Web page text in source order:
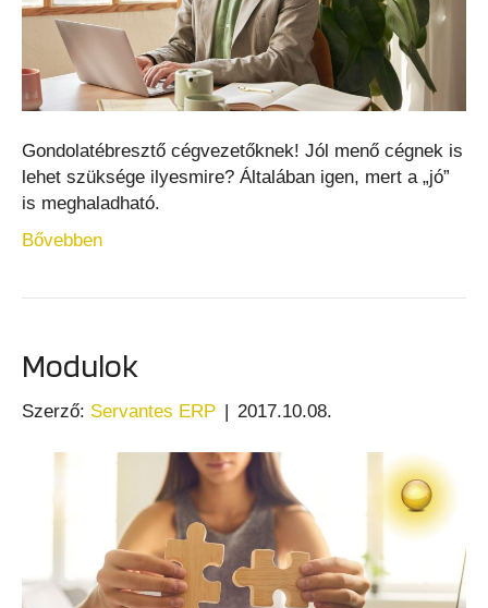
Gondolatébresztő cégvezetőknek! Jól menő cégnek is
lehet szüksége ilyesmire? Általában igen, mert a „jó”
is meghaladható.
Bővebben
Modulok
Szerző: Servantes ERP | 2017.10.08.